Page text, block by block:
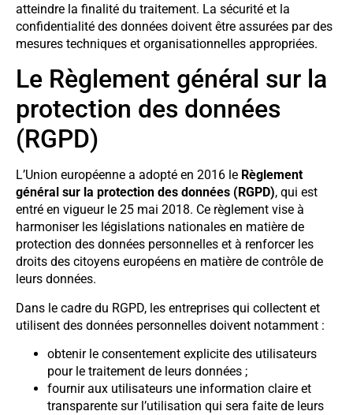
atteindre la finalité du traitement. La sécurité et la
confidentialité des données doivent être assurées par des
mesures techniques et organisationnelles appropriées.
Le Règlement général sur la
protection des données
(RGPD)
L’Union européenne a adopté en 2016 le Règlement
général sur la protection des données (RGPD), qui est
entré en vigueur le 25 mai 2018. Ce règlement vise à
harmoniser les législations nationales en matière de
protection des données personnelles et à renforcer les
droits des citoyens européens en matière de contrôle de
leurs données.
Dans le cadre du RGPD, les entreprises qui collectent et
utilisent des données personnelles doivent notamment :
obtenir le consentement explicite des utilisateurs
pour le traitement de leurs données ;
fournir aux utilisateurs une information claire et
transparente sur l’utilisation qui sera faite de leurs